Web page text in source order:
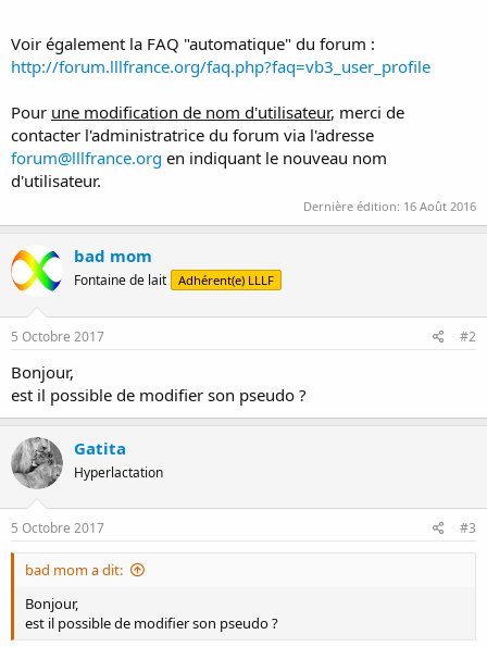
Voir également la FAQ "automatique" du forum :
http://forum.lllfrance.org/faq.php?faq=vb3_user_profile
Pour une modification de nom d'utilisateur, merci de
contacter l'administratrice du forum via l'adresse
forum@lllfrance.org en indiquant le nouveau nom
d'utilisateur.
Dernière édition: 16 Août 2016
bad mom
Fontaine de lait Adhérent(e) LLLF
5 Octobre 2017 #2
Bonjour,
est il possible de modifier son pseudo ?
Gatita
Hyperlactation
5 Octobre 2017 #3
bad mom a dit:
Bonjour,
est il possible de modifier son pseudo ?